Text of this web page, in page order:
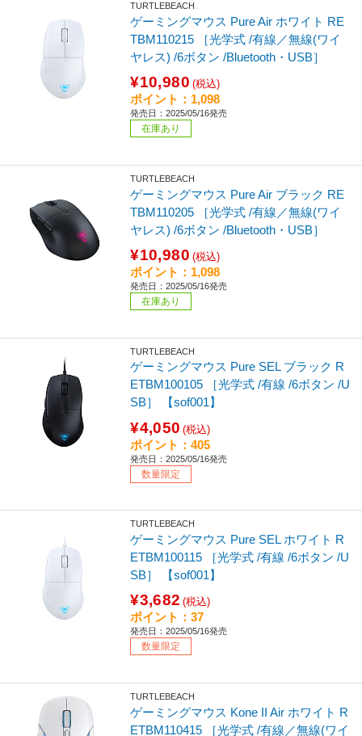
TURTLEBEACH
ゲーミングマウス Pure Air ホワイト RE
TBM110215 ［光学式 /有線／無線(ワイ
ヤレス) /6ボタン /Bluetooth・USB］
¥10,980 (税込)
ポイント：1,098
発売日：2025/05/16発売
在庫あり
TURTLEBEACH
ゲーミングマウス Pure Air ブラック RE
TBM110205 ［光学式 /有線／無線(ワイ
ヤレス) /6ボタン /Bluetooth・USB］
¥10,980 (税込)
ポイント：1,098
発売日：2025/05/16発売
在庫あり
TURTLEBEACH
ゲーミングマウス Pure SEL ブラック R
ETBM100105 ［光学式 /有線 /6ボタン /U
SB］ 【sof001】
¥4,050 (税込)
ポイント：405
発売日：2025/05/16発売
数量限定
TURTLEBEACH
ゲーミングマウス Pure SEL ホワイト R
ETBM100115 ［光学式 /有線 /6ボタン /U
SB］ 【sof001】
¥3,682 (税込)
ポイント：37
発売日：2025/05/16発売
数量限定
TURTLEBEACH
ゲーミングマウス Kone II Air ホワイト R
ETBM110415 ［光学式 /有線／無線(ワイ